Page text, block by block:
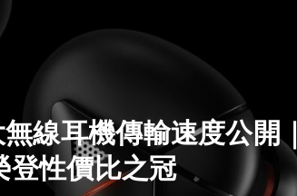
線耳機傳輸速度公開｜
登性價比之冠